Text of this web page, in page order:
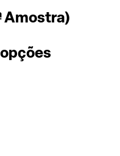
Amostra)